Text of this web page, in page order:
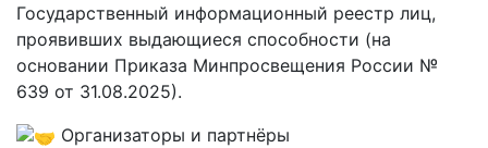
Государственный информационный реестр лиц,
проявивших выдающиеся способности (на
основании Приказа Минпросвещения России №
639 от 31.08.2025).
Организаторы и партнёры